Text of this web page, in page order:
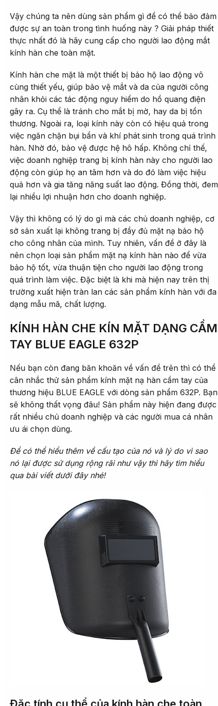
Vậy chúng ta nên dùng sản phẩm gì để có thể bảo đảm
được sự an toàn trong tình huống này ? Giải pháp thiết
thực nhất đó là hãy cung cấp cho người lao động mắt
kính hàn che toàn mặt.
Kính hàn che mặt là một thiết bị bảo hộ lao động vô
cùng thiết yếu, giúp bảo vệ mắt và da của người công
nhân khỏi các tác động nguy hiểm do hồ quang điện
gây ra. Cụ thể là tránh cho mắt bị mờ, hay da bị tổn
thương. Ngoài ra, loại kính này còn có hiệu quả trong
việc ngăn chặn bụi bẩn và khí phát sinh trong quá trình
hàn. Nhờ đó, bảo vệ được hệ hô hấp. Không chỉ thế,
việc doanh nghiệp trang bị kính hàn này cho người lao
động còn giúp họ an tâm hơn và do đó làm việc hiệu
quả hơn và gia tăng năng suất lao động. Đồng thời, đem
lại nhiều lợi nhuận hơn cho doanh nghiệp.
Vậy thì không có lý do gì mà các chủ doanh nghiệp, cơ
sở sản xuất lại không trang bị đầy đủ mặt nạ bảo hộ
cho công nhân của mình. Tuy nhiên, vấn đề ở đây là
nên chọn loại sản phẩm mặt nạ kính hàn nào để vừa
bảo hộ tốt, vừa thuận tiện cho người lao động trong
quá trình làm việc. Đặc biệt là khi mà hiện nay trên thị
trường xuất hiện tràn lan các sản phẩm kính hàn với đa
dạng mẫu mã, chất lượng.
KÍNH HÀN CHE KÍN MẶT DẠNG CẦM
TAY BLUE EAGLE 632P
Nếu bạn còn đang băn khoăn về vấn đề trên thì có thể
cân nhắc thử sản phẩm kính mặt nạ hàn cầm tay của
thương hiệu BLUE EAGLE với dòng sản phẩm 632P. Bạn
sẽ không thất vọng đâu! Sản phẩm này hiện đang được
rất nhiều chủ doanh nghiệp và các người mua cá nhân
ưu ái chọn dùng.
Để có thể hiểu thêm về cấu tạo của nó và lý do vì sao
nó lại được sử dụng rộng rãi như vậy thì hãy tìm hiểu
qua bài viết dưới đây nhé!